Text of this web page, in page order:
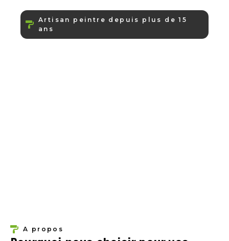
Artisan peintre depuis plus de 15
ans
A propos